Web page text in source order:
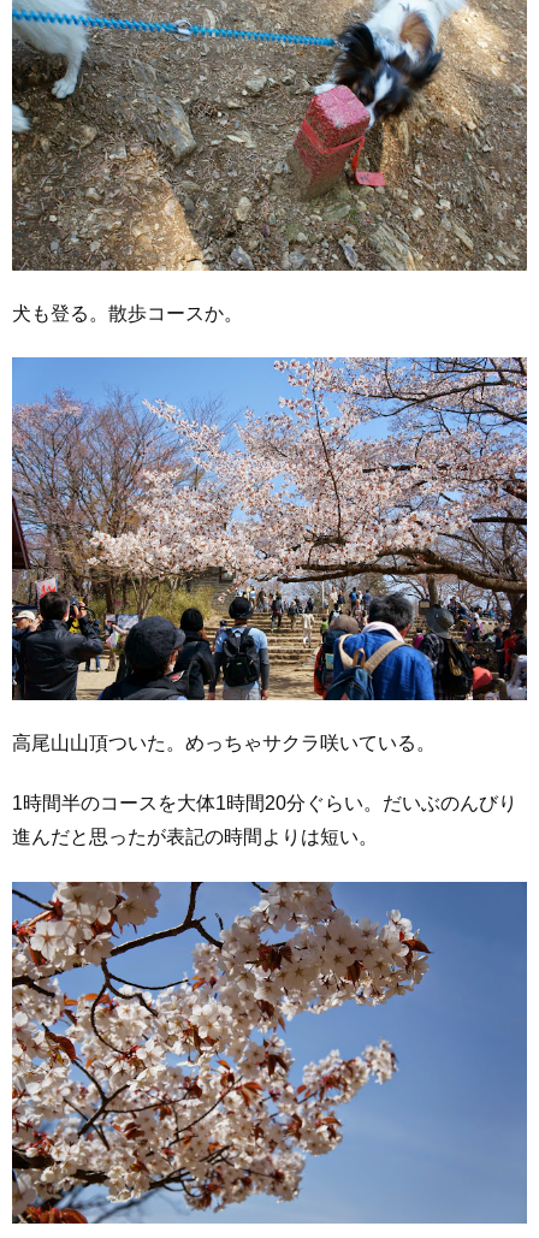
犬も登る。散歩コースか。
高尾山山頂ついた。めっちゃサクラ咲いている。
1時間半のコースを大体1時間20分ぐらい。だいぶのんびり
進んだと思ったが表記の時間よりは短い。